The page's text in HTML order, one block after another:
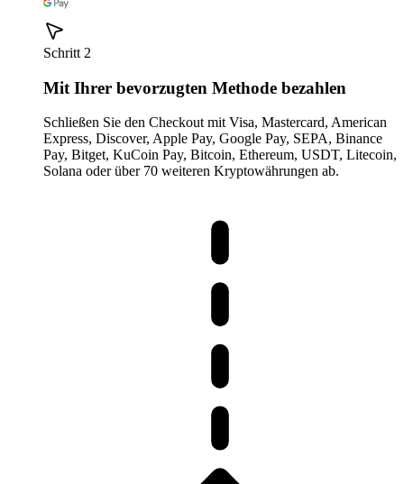
Schritt 2
Mit Ihrer bevorzugten Methode bezahlen
Schließen Sie den Checkout mit Visa, Mastercard, American
Express, Discover, Apple Pay, Google Pay, SEPA, Binance
Pay, Bitget, KuCoin Pay, Bitcoin, Ethereum, USDT, Litecoin,
Solana oder über 70 weiteren Kryptowährungen ab.